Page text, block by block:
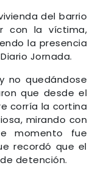
del barrio
con la víctima,
la presencia
Jornada.
no quedándose
que desde el
corría la cortina
mirando con
momento fue
recordó que el
detención.